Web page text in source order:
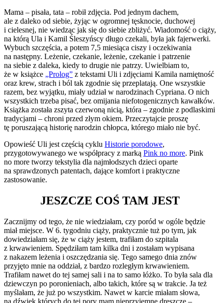
Mama – pisała, tata – robił zdjęcia. Pod jednym dachem,
ale z daleko od siebie, żyjąc w ogromnej tęsknocie, duchowej
i cielesnej, nie wiedząc jak się do siebie zbliżyć. Wiadomość o ciąży,
na którą Ula i Kamil Śleszyńscy długo czekali, była jak fajerwerki.
Wybuch szczęścia, a potem 7,5 miesiąca ciszy i oczekiwania
na następny. Leżenie, czekanie, leżenie, czekanie i patrzenie
na siebie z daleka, kiedy to drugie nie patrzy. Uwielbiam to,
że w książce „Prolog” z tekstami Uli i zdjęciami Kamila namiętność
oraz krew, strach i ból tak zgodnie się przeplatają. One wszystkie
razem, bez wyjątku, miały udział w narodzinach Cypriana. O nich
wszystkich trzeba pisać, bez omijania niefotogenicznych kawałków.
Książka została zszyta czerwoną nicią, która – zgodnie z podlaskimi
tradycjami – chroni przed złym okiem. Przeczytajcie proszę
tę poruszającą historię narodzin chłopca, którego miało nie być.
Opowieść Uli jest częścią cyklu Historie porodowe,
przygotowywanego we współpracy z marką Pink no more. Pink
no more tworzy tekstylia dla najmłodszych dzieci oparte
na sprawdzonych patentach, dające komfort i praktyczne
zastosowanie.
JESZCZE COŚ TAM JEST
Zacznijmy od tego, że nie wiedziałam, czy poród w ogóle będzie
miał miejsce. W 6. tygodniu ciąży, praktycznie tuż po tym, jak
dowiedziałam się, że w ciąży jestem, trafiłam do szpitala
z krwawieniem. Spędziłam tam kilka dni i zostałam wypisana
z nakazem leżenia i oszczędzania się. Tego samego dnia znów
przyjęto mnie na oddział, z bardzo rozległym krwawieniem.
Trafiłam nawet do tej samej sali i na to samo łóżko. To była sala dla
dziewczyn po poronieniach, albo takich, które są w trakcie. Ja też
myślałam, że już po wszystkim. Nawet w karcie miałam słowa,
na dźwięk których do tej pory mam nieprzyjemne dreszcze –